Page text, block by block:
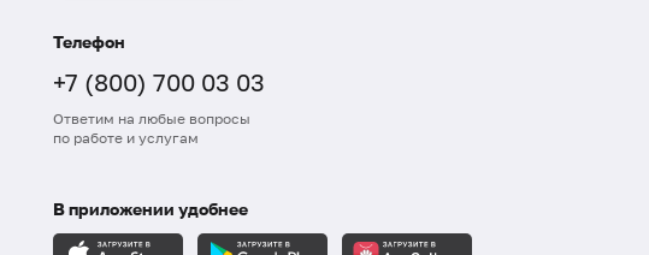
Телефон
+7 (800) 700 03 03
Ответим на любые вопросы
по работе и услугам
В приложении удобнее